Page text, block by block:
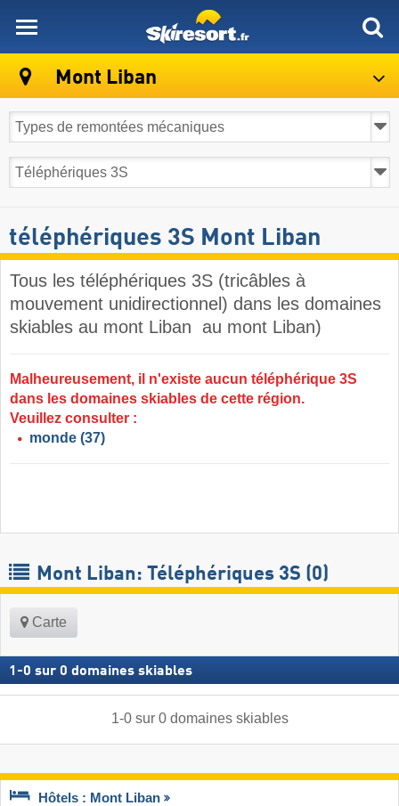
Mont Liban
téléphériques 3S Mont Liban
Tous les téléphériques 3S (tricâbles à
mouvement unidirectionnel) dans les domaines
skiables au mont Liban ​ au mont Liban)
Malheureusement, il n'existe aucun téléphérique 3S
dans les domaines skiables de cette région.
Veuillez consulter :
monde (37)
Mont Liban: Téléphériques 3S (0)
Carte
1 -0 sur 0 domaines skiables
1-0sur 0 domaines skiables
Hôtels : Mont Liban